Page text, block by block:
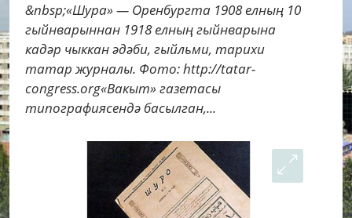
&nbsp;«Шура» — Оренбургта 1908 елның 10
гыйнварыннан 1918 елның гыйнварына
кадәр чыккан әдәби, гыйльми, тарихи
татар журналы. Фото: http://tatar-
congress.org«Вакыт» газетасы
типографиясендә басылган,...